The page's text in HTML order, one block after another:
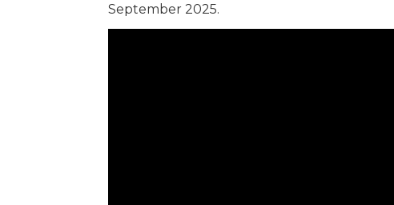
September 2025.